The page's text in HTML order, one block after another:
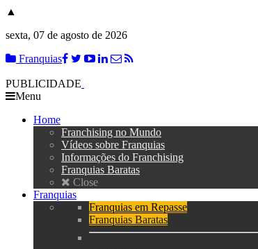
▲
sexta, 07 de agosto de 2026
Franquias
PUBLICIDADE
Menu
Home
Franchising no Mundo
Vídeos sobre Franquias
Informações do Franchising
Franquias Baratas
Close
Franquias
Franquias em Repasse
Franquias Baratas